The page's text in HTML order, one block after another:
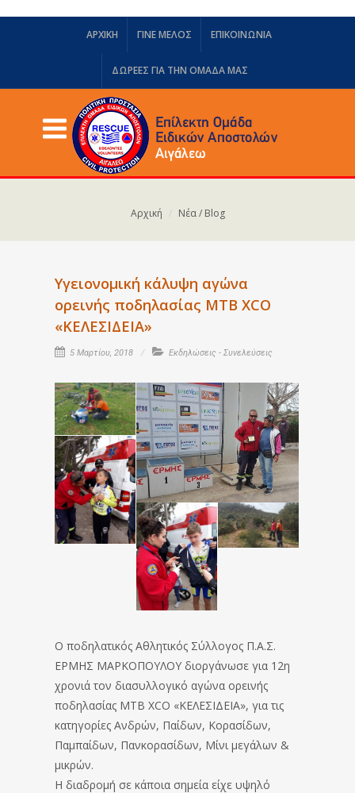
ΑΡΧΙΚΗ ΓΙΝΕ ΜΕΛΟΣ ΕΠΙΚΟΙΝΩΝΙΑ
ΔΩΡΕΈΣ ΓΙΑ ΤΗΝ ΟΜΆΔΑ ΜΑΣ
Αρχική Νέα / Blog
Υγειονομική κάλυψη αγώνα
ορεινής ποδηλασίας MTB XCO
«ΚΕΛΕΣΙΔΕΙΑ»
5 Μαρτίου, 2018 Εκδηλώσεις - Συνελεύσεις
Ο ποδηλατικός Αθλητικός Σύλλογος Π.Α.Σ.
ΕΡΜΗΣ ΜΑΡΚΟΠΟΥΛΟΥ διοργάνωσε για 12η
χρονιά τον διασυλλογικό αγώνα ορεινής
ποδηλασίας MTB XCO «ΚΕΛΕΣΙΔΕΙΑ», για τις
κατηγορίες Ανδρών, Παίδων, Κορασίδων,
Παμπαίδων, Πανκορασίδων, Μίνι μεγάλων &
μικρών.
Η διαδρομή σε κάποια σημεία είχε υψηλό